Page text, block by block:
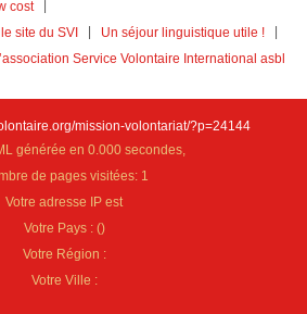
cost
site du SVI
Un séjour linguistique utile !
Service Volontaire International asbl
mission-volontariat/?p=24144
générée en 0.000 secondes,
de pages visitées: 1
Votre adresse IP est
Votre Pays : ()
Votre Région :
Votre Ville :